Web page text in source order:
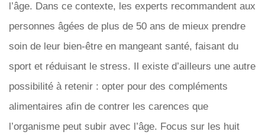
l’âge. Dans ce contexte, les experts recommandent aux
personnes âgées de plus de 50 ans de mieux prendre
soin de leur bien-être en mangeant santé, faisant du
sport et réduisant le stress. Il existe d’ailleurs une autre
possibilité à retenir : opter pour des compléments
alimentaires afin de contrer les carences que
l’organisme peut subir avec l’âge. Focus sur les huit